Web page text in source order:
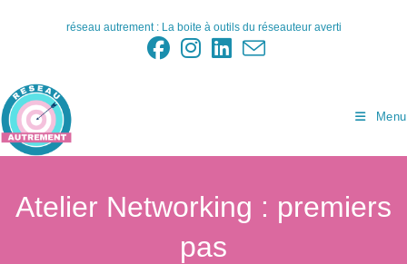
réseau autrement : La boite à outils du réseauteur averti
Menu
Atelier Networking : premiers
pas